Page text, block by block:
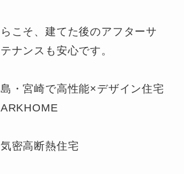
こそ、建てた後のアフターサ
ナンスも安心です。
・宮崎で高性能×デザイン住宅
密高断熱住宅